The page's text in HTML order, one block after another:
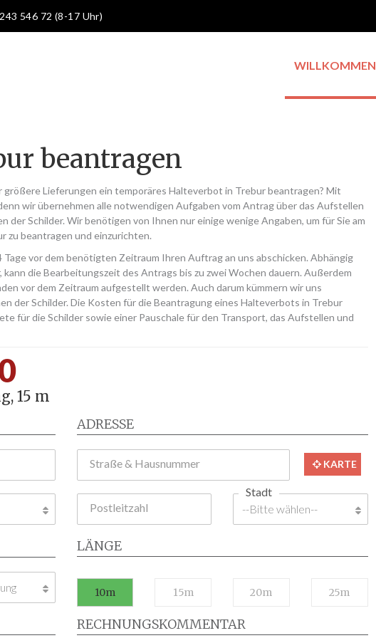
546 72 (8-17 Uhr)
WILLKOMMEN
beantragen
größere Lieferungen ein temporäres Halteverbot in Trebur beantragen? Mit
wir übernehmen alle notwendigen Aufgaben vom Antrag über das Aufstellen
der Schilder. Wir benötigen von Ihnen nur einige wenige Angaben, um für Sie am
zu beantragen und einzurichten.
Tage vor dem benötigten Zeitraum Ihren Auftrag an uns abschicken. Abhängig
kann die Bearbeitungszeit des Antrags bis zu zwei Wochen dauern. Außerdem
vor dem Zeitraum aufgestellt werden. Auch darum kümmern wir uns
der Schilder. Die Kosten für die Beantragung eines Halteverbots in Trebur
für die Schilder sowie einer Pauschale für den Transport, das Aufstellen und
15 m
ADRESSE
Straße & Hausnummer KARTE
Postleitzahl
Stadt
LÄNGE
10m 15m 20m 25m
RECHNUNGSKOMMENTAR